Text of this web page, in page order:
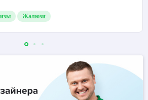
Жалюзи